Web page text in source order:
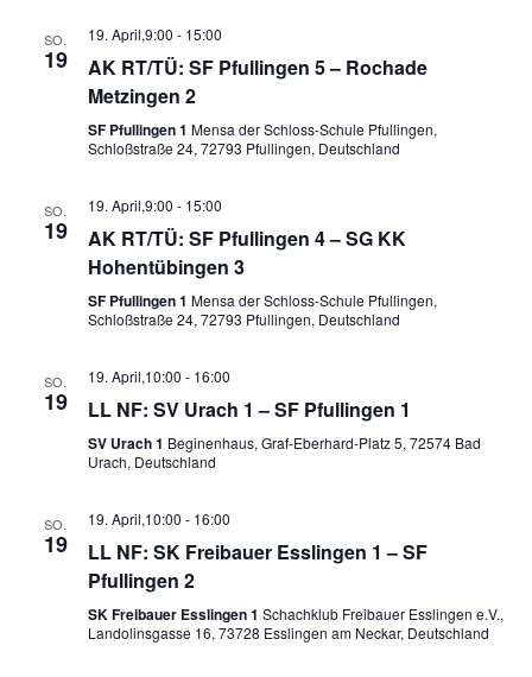
SO.
19
19. April,9:00 - 15:00
AK RT/TÜ: SF Pfullingen 5 – Rochade
Metzingen 2
SF Pfullingen 1 Mensa der Schloss-Schule Pfullingen,
Schloßstraße 24, 72793 Pfullingen, Deutschland
SO.
19
19. April,9:00 - 15:00
AK RT/TÜ: SF Pfullingen 4 – SG KK
Hohentübingen 3
SF Pfullingen 1 Mensa der Schloss-Schule Pfullingen,
Schloßstraße 24, 72793 Pfullingen, Deutschland
SO.
19
19. April,10:00 - 16:00
LL NF: SV Urach 1 – SF Pfullingen 1
SV Urach 1 Beginenhaus, Graf-Eberhard-Platz 5, 72574 Bad
Urach, Deutschland
SO.
19
19. April,10:00 - 16:00
LL NF: SK Freibauer Esslingen 1 – SF
Pfullingen 2
SK Freibauer Esslingen 1 Schachklub Freibauer Esslingen e.V.,
Landolinsgasse 16, 73728 Esslingen am Neckar, Deutschland